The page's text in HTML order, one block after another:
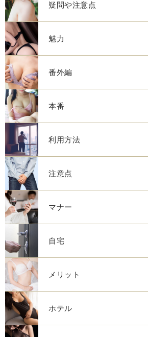
疑問や注意点
魅力
番外編
本番
利用方法
注意点
マナー
自宅
メリット
ホテル